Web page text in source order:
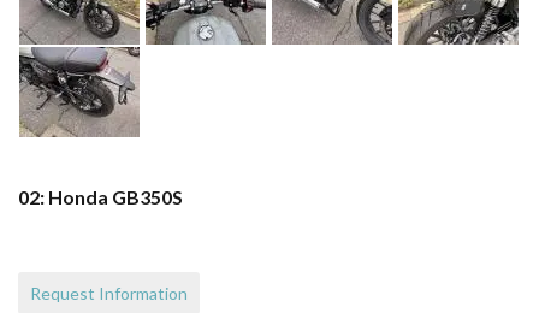
02: Honda GB350S
Request Information